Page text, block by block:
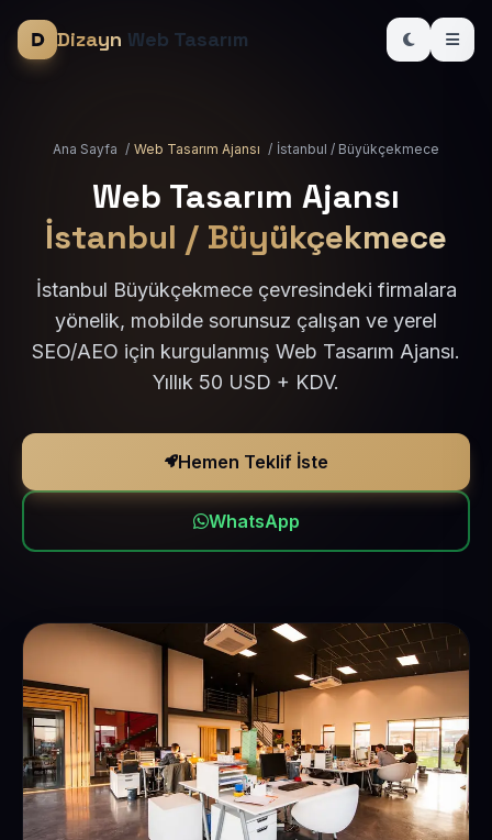
Dizayn Web Tasarım
Ana Sayfa / Web Tasarım Ajansı / İstanbul / Büyükçekmece
Web Tasarım Ajansı
İstanbul / Büyükçekmece
İstanbul Büyükçekmece çevresindeki firmalara
yönelik, mobilde sorunsuz çalışan ve yerel
SEO/AEO için kurgulanmış Web Tasarım Ajansı.
Yıllık 50 USD + KDV.
Hemen Teklif İste
WhatsApp